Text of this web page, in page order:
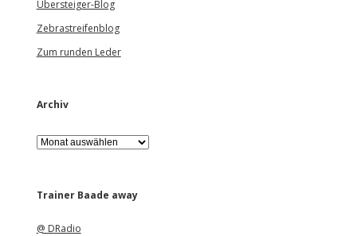
Übersteiger-Blog
Zebrastreifenblog
Zum runden Leder
Archiv
A
r
iTrainer Baade away
@ DRadio